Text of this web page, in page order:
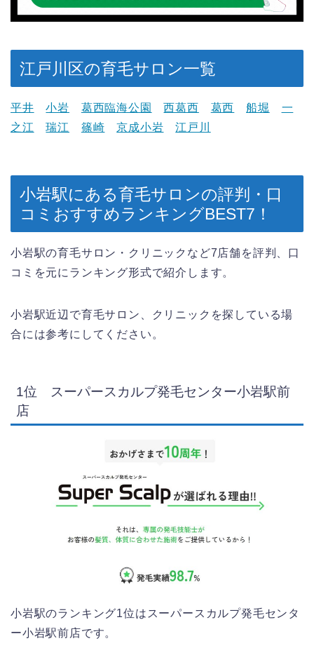
江戸川区の育毛サロン一覧
平井 小岩 葛西臨海公園 西葛西 葛西 船堀
一
之江
瑞江 篠崎 京成小岩 江戸川
小岩駅にある育毛サロンの評判・口
コミおすすめランキングBEST7！
小岩駅の育毛サロン・クリニックなど7店舗を評判、口
コミを元にランキング形式で紹介します。
小岩駅近辺で育毛サロン、クリニックを探している場
合には参考にしてください。
1位 スーパースカルプ発毛センター小岩駅前
店
小岩駅のランキング1位はスーパースカルプ発毛センタ
ー小岩駅前店です。